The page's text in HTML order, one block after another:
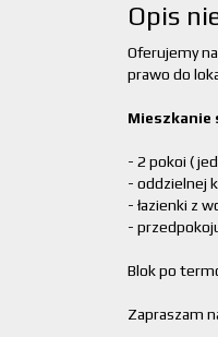
Opis
Oferujemy
prawo do
Mieszkanie
- 2 pokoi (
- oddzielnej
- łazienki z
-
Blok po
Zapraszam